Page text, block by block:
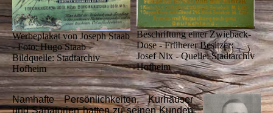
Werbeplakat von Joseph Staab
- Foto: Hugo Staab -
Bildquelle: Stadtarchiv
Hofheim
Beschriftung einer Zwieback-
Dose - Früherer Besitzer:
Josef Nix - Quelle: Stadtarchiv
Hofheim
Namhafte Persönlichkeiten, Kurhäuser
und Sanatorien hatten zu seinen Kunden